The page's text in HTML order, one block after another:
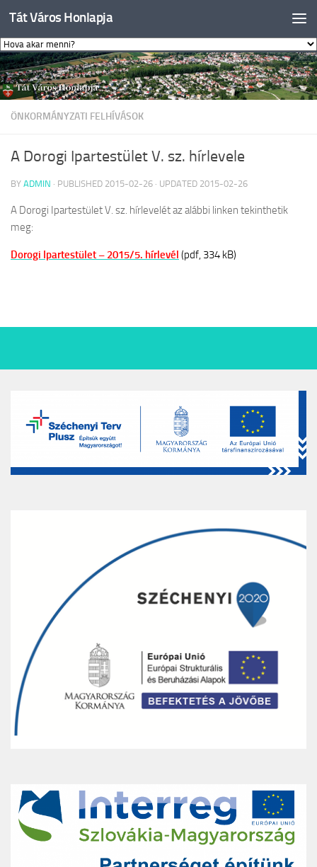
Skip to content
Tát Város Honlapja
ÖNKORMÁNYZATI FELHÍVÁSOK
A Dorogi Ipartestület V. sz. hírlevele
BY ADMIN · PUBLISHED 2015-02-26 · UPDATED 2015-02-26
A Dorogi Ipartestület V. sz. hírlevelét az alábbi linken tekinthetik
meg:
Dorogi Ipartestület – 2015/5. hírlevél (pdf, 334 kB)